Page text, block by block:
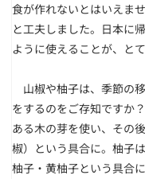
食が作れないとはいえま
と工夫しました。日本に
ように使えることが、と
山椒や柚子は、季節の
をするのをご存知ですか
ある木の芽を使い、その
椒）という具合に。柚子
柚子・黄柚子という具合